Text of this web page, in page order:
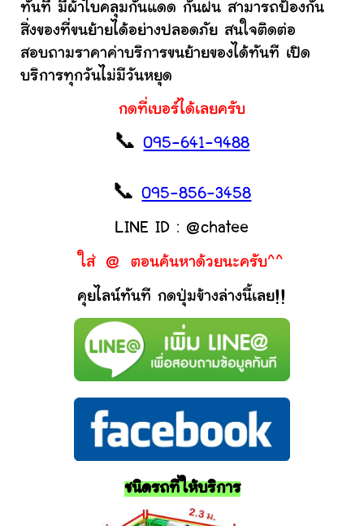
ทันที มีผ้าใบคลุมกันแดด กันฝน สามารถป้องกัน
สิ่งของที่ขนย้ายได้อย่างปลอดภัย สนใจติดต่อ
สอบถามราคาค่าบริการขนย้ายของได้ทันที เปิด
บริการทุกวันไม่มีวันหยุด
กดที่เบอร์ได้เลยครับ
📞095-641-9488
📞095-856-3458
LINE ID : @chatee
ใส่ @ ตอนค้นหาด้วยนะครับ^^
คุยไลน์ทันที กดปุ่มข้างล่างนี้เลย!!
ชนิดรถที่ให้บริการ